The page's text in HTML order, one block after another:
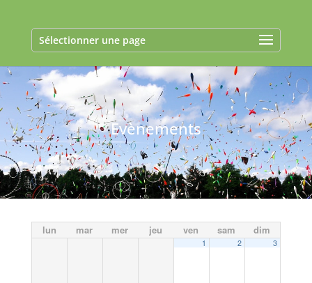
Sélectionner une page
Evènements
lun mar mer jeu ven sam dim
1 2 3